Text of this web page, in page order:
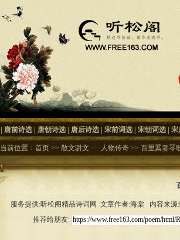
唐前诗选 唐朝诗选 唐后诗选 宋前词选 宋朝词选 宋
当前位置： 首页 >> 散文骈文 >> 人物传奇 >> 百里奚妻琴
服务提供:听松阁精品诗词网 文章作者:海棠 内容来
推荐给朋友: